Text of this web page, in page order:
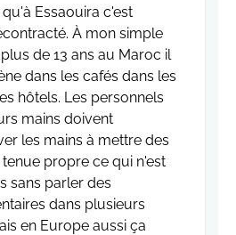
Essaouira c'est
À mon simple
de 13 ans au Maroc il
dans les cafés dans les
hôtels. Les personnels
mains doivent
les mains à mettre des
propre ce qui n'est
sans parler des
dans plusieurs
en Europe aussi ça